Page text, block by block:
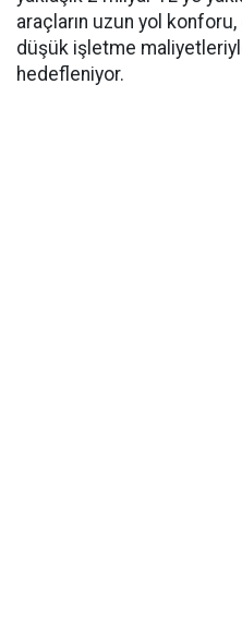
araçların uzun yol
düşük işletme
hedefleniyor.